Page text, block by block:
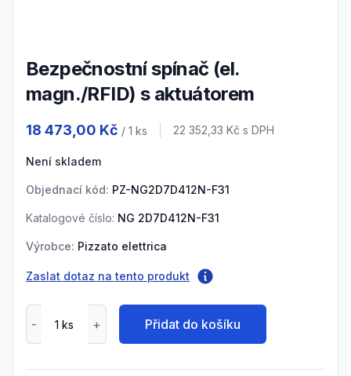
Bezpečnostní spínač (el.
magn./RFID) s aktuátorem
18 473,00 Kč / 1 ks Cena s DPH
22 352,33 Kč s DPH
Není skladem
Objednací kód: PZ-NG2D7D412N-F31
Katalogové číslo: NG 2D7D412N-F31
Výrobce: Pizzato elettrica
Zaslat dotaz na tento produkt
Přidat do košíku